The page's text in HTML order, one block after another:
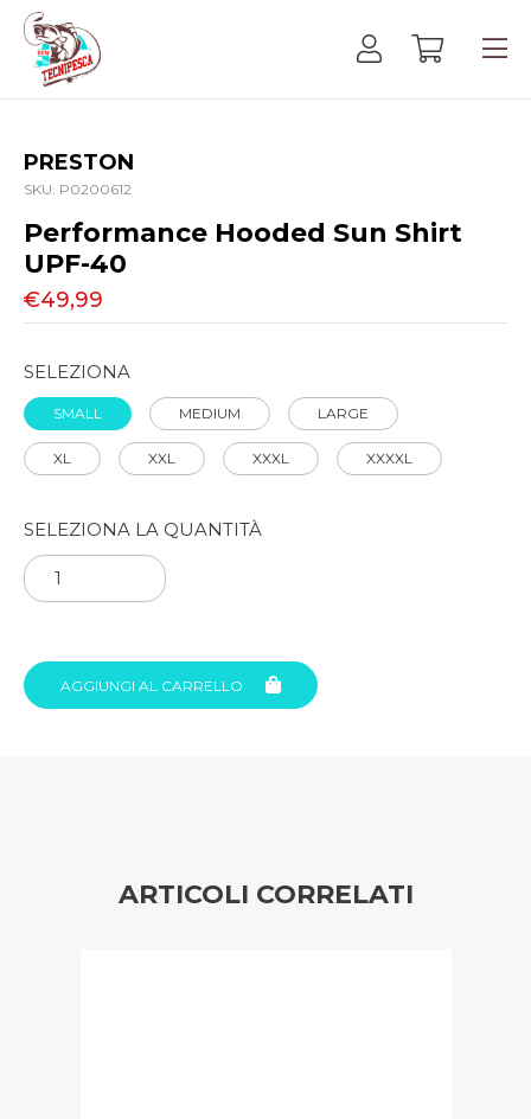
PRESTON
SKU: P0200612
Performance Hooded Sun Shirt
UPF-40
€49,99
SELEZIONA
SMALL MEDIUM LARGE
XL XXL XXXL XXXXL
SELEZIONA LA QUANTITÀ
AGGIUNGI AL CARRELLO
ARTICOLI CORRELATI